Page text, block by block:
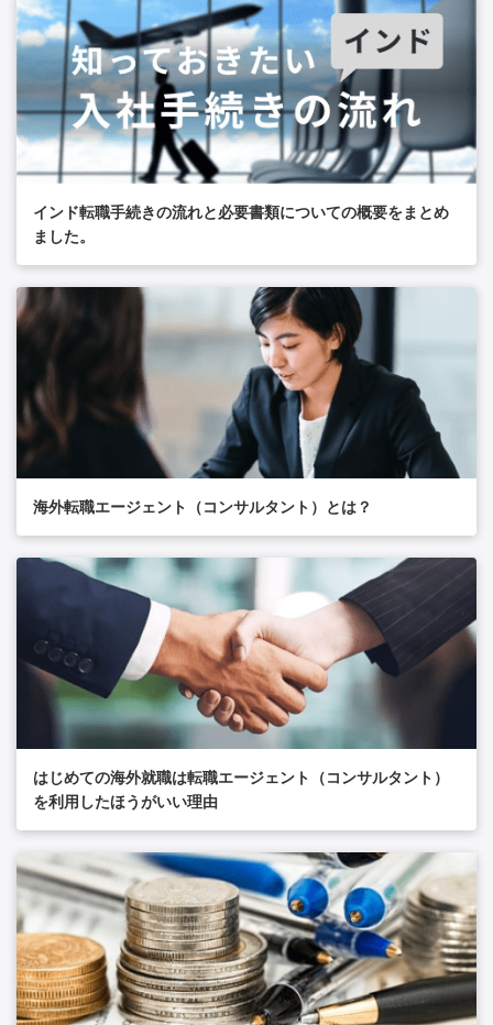
インド転職手続きの流れと必要書類についての概要をまとめ
ました。
海外転職エージェント（コンサルタント）とは？
はじめての海外就職は転職エージェント（コンサルタント）
を利用したほうがいい理由